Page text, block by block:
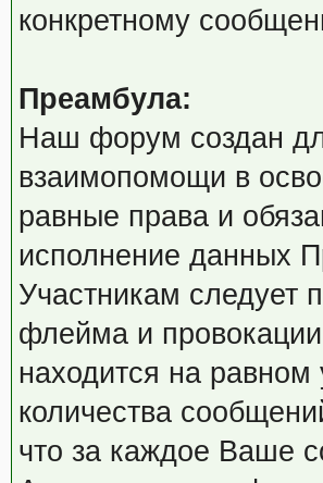
конкретному
Преамбула:
Наш форум создан
взаимопомощи в
равные права и
исполнение данных
Участникам следует
флейма и
находится на
количества
что за каждое Ваше